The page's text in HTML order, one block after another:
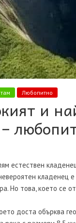
Любопитно
и
естествен
кладенец
Но това, което се
доста обърква